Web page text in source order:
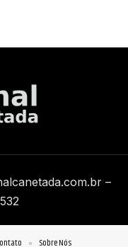
–
Sobre Nós